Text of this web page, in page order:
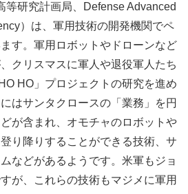
等研究計画局、Defense Advanced
）は、軍用技術の開発機関でペ
す。軍用ロボットやドローンなど
クリスマスに軍人や退役軍人たち
HO」プロジェクトの研究を進め
はサンタクロースの「業務」を円
が含まれ、オモチャのロボットや
り降りすることができる技術、サ
などがあるようです。米軍もジョ
が、これらの技術もマジメに軍用